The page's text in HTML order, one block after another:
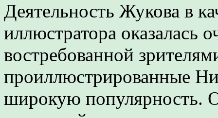
Деятельность Жукова в
иллюстратора оказалась
востребованной
проиллюстрированные
широкую популярность.